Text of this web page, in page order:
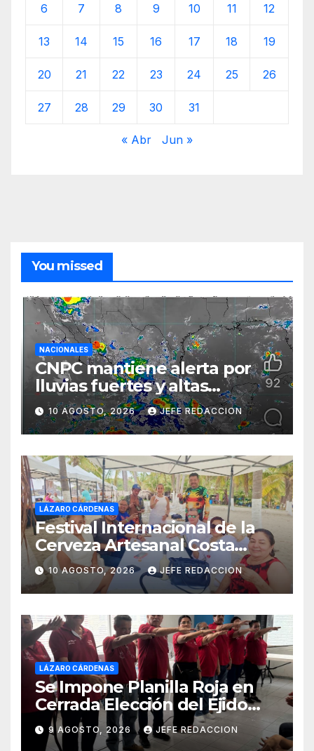
6 7 8 9 10 11 12
13 14 15 16 17 18 19
20 21 22 23 24 25 26
27 28 29 30 31
« Abr Jun »
You missed
NACIONALES
CNPC mantiene alerta por
lluvias fuertes y altas
temperaturas en varios
estados del país
10 AGOSTO, 2026 JEFE REDACCION
LÁZARO CÁRDENAS
Festival Internacional de la
Cerveza Artesanal Costa
Michoacán 2026 Cerro su 19ª
Edición
10 AGOSTO, 2026 JEFE REDACCION
LÁZARO CÁRDENAS
Se Impone Planilla Roja en
Cerrada Elección del Ejido
Melchor Ocampo en Lázaro
Cárdenas
9 AGOSTO, 2026 JEFE REDACCION